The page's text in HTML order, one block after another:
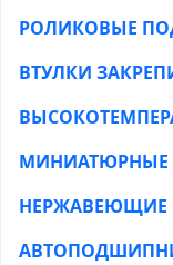
РОЛИКОВЫЕ
ВТУЛКИ